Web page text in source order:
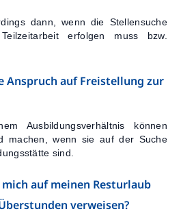
dann, wenn die Stellensuche
erfolgen muss bzw.
Anspruch auf Freistellung zur
Ausbildungsverhältnis können
machen, wenn sie auf der Suche
sind.
auf meinen Resturlaub
verweisen?